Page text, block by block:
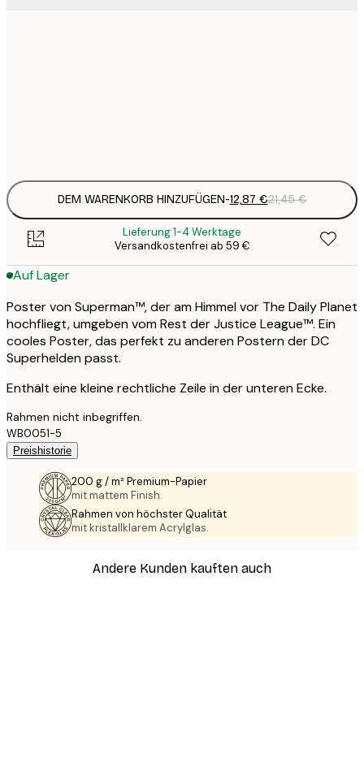
DEM WARENKORB HINZUFÜGEN-12,87 €21,45 €
Lieferung 1-4 Werktage
Versandkostenfrei ab 59 €
Auf Lager
Poster von Superman™, der am Himmel vor The Daily Planet
hochfliegt, umgeben vom Rest der Justice League™. Ein
cooles Poster, das perfekt zu anderen Postern der DC
Superhelden passt.
Enthält eine kleine rechtliche Zeile in der unteren Ecke.
Rahmen nicht inbegriffen.
WB0051-5
Preishistorie
200 g / m² Premium-Papier
mit mattem Finish.
Rahmen von höchster Qualität
mit kristallklarem Acrylglas.
Andere Kunden kauften auch